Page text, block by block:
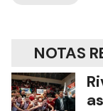
NOTAS